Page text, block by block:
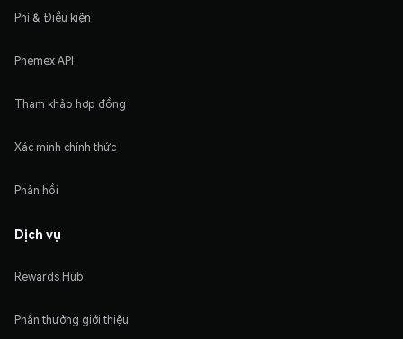
Phí & Điều kiện
Phemex API
Tham khảo hợp đồng
Xác minh chính thức
Phản hồi
Dịch vụ
Rewards Hub
Phần thưởng giới thiệu